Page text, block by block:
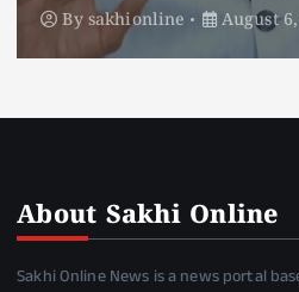
Bysakhionline August
About Sakhi Online
Sakhi Online News is a news portal